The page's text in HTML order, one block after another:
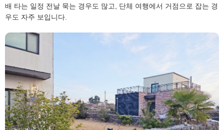
배 타는 일정 전날 묵는 경우도 많고, 단체 여행에서 거점으로 잡는 경
우도 자주 보입니다.